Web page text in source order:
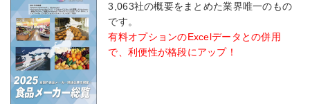
3,063社の概要をまとめた業界唯一のもの
です。
有料オプションのExcelデータとの併用
で、利便性が格段にアップ！